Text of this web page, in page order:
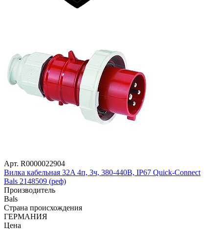
Арт. R0000022904
Вилка кабельная 32A 4п, 3ч, 380-440В, IP67 Quick-Connect
Bals 2148509 (реф)
Производитель
Bals
Страна происхождения
ГЕРМАНИЯ
Цена